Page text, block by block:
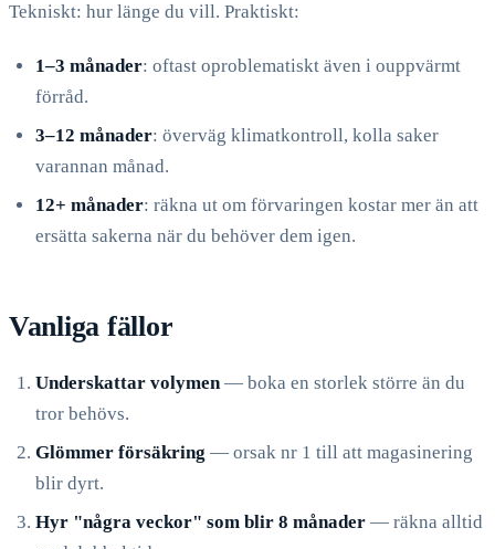
Tekniskt: hur länge du vill. Praktiskt:
1–3 månader: oftast oproblematiskt även i ouppvärmt
förråd.
3–12 månader: överväg klimatkontroll, kolla saker
varannan månad.
12+ månader: räkna ut om förvaringen kostar mer än att
ersätta sakerna när du behöver dem igen.
Vanliga fällor
Underskattar volymen— boka en storlek större än du
tror behövs.
Glömmer försäkring — orsak nr 1 till att magasinering
blir dyrt.
Hyr "några veckor" som blir 8 månader — räkna alltid